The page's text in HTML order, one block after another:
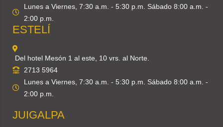
Lunes a Viernes, 7:30 a.m. - 5:30 p.m. Sábado 8:00 a.m. -
2:00 p.m.
ESTELÍ
Del hotel Mesón 1 al este, 10 vrs. al Norte.
2713 5964
Lunes a Viernes, 7:30 a.m. - 5:30 p.m. Sábado 8:00 a.m. -
2:00 p.m.
JUIGALPA